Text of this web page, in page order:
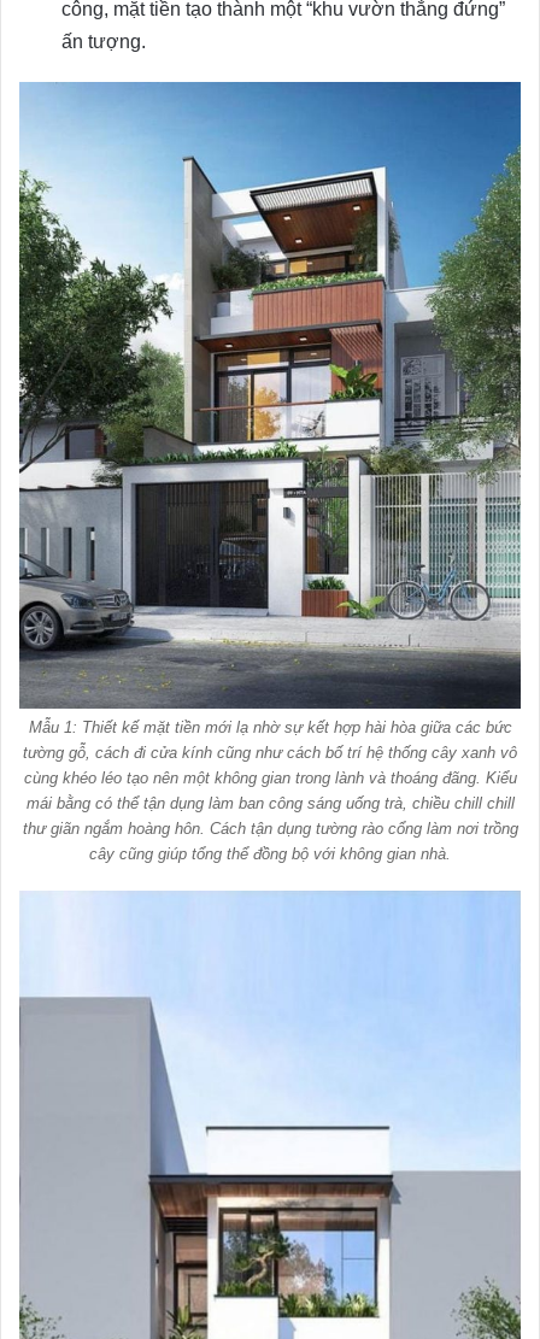
công, mặt tiền tạo thành một “khu vườn thẳng đứng”
ấn tượng.
Mẫu 1: Thiết kế mặt tiền mới lạ nhờ sự kết hợp hài hòa giữa các bức
tường gỗ, cách đi cửa kính cũng như cách bố trí hệ thống cây xanh vô
cùng khéo léo tạo nên một không gian trong lành và thoáng đãng. Kiểu
mái bằng có thể tận dụng làm ban công sáng uống trà, chiều chill chill
thư giãn ngắm hoàng hôn. Cách tận dụng tường rào cổng làm nơi trồng
cây cũng giúp tổng thể đồng bộ với không gian nhà.